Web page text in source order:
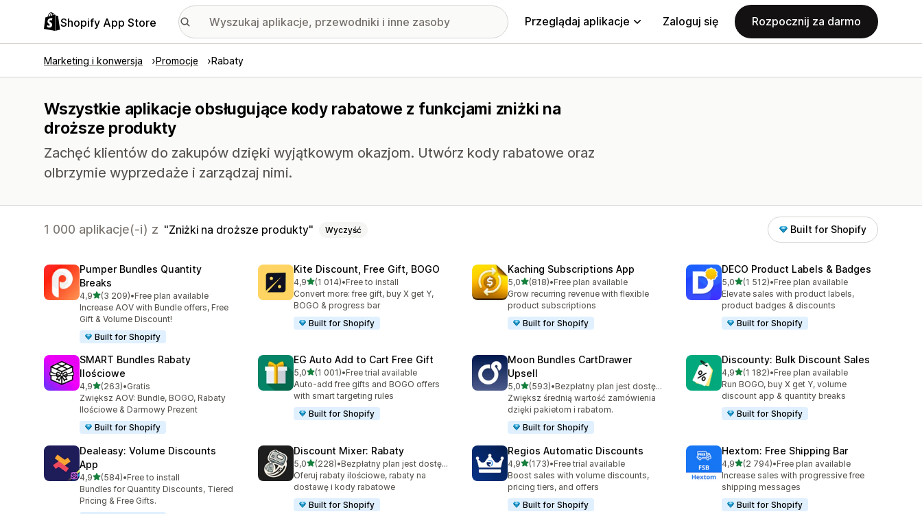
Shopify App Store Przeglądaj aplikacje Zaloguj się Rozpocznij za darmo
Marketing i konwersja Promocje Rabaty
Wszystkie aplikacje obsługujące kody rabatowe z funkcjami zniżki na
droższe produkty
Zachęć klientów do zakupów dzięki wyjątkowym okazjom. Utwórz kody rabatowe oraz
olbrzymie wyprzedaże i zarządzaj nimi.
1 000 aplikacje(-i) z Zniżki na droższe produkty Wyczyść Built for Shopify
Pumper Bundles Quantity
Breaks
4,9na 5 gwiazdek
(3 209)
Łączna liczba recenzji: 3209
•Free plan available
Increase AOV with Bundle offers, Free
Gift & Volume Discount!
Built for Shopify
Kite Discount, Free Gift, BOGO
4,9na 5 gwiazdek
(1 014)
Łączna liczba recenzji: 1014
•Free to install
Convert more: free gift, buy X get Y,
BOGO & progress bar
Built for Shopify
Kaching Subscriptions App
5,0na 5 gwiazdek
(818)
Łączna liczba recenzji: 818
•Free plan available
Grow recurring revenue with flexible
product subscriptions
Built for Shopify
DECO Product Labels & Badges
5,0na 5 gwiazdek
(1 512)
Łączna liczba recenzji: 1512
•Free plan available
Elevate sales with product labels,
product badges & discounts
Built for Shopify
SMART Bundles Rabaty
Ilościowe
4,9na 5 gwiazdek
(263)
Łączna liczba recenzji: 263
•Gratis
Zwiększ AOV: Bundle, BOGO, Rabaty
Ilościowe & Darmowy Prezent
Built for Shopify
EG Auto Add to Cart Free Gift
5,0na 5 gwiazdek
(1 001)
Łączna liczba recenzji: 1001
•Free trial available
Auto-add free gifts and BOGO offers
with smart targeting rules
Built for Shopify
Moon Bundles CartDrawer
Upsell
5,0na 5 gwiazdek
(593)
Łączna liczba recenzji: 593
•
Bezpłatny plan jest dostępny
Zwiększ średnią wartość zamówienia
dzięki pakietom i rabatom.
Built for Shopify
Discounty: Bulk Discount Sales
4,9na 5 gwiazdek
(1 182)
Łączna liczba recenzji: 1182
•Free plan available
Run BOGO, buy X get Y, volume
discount app & quantity breaks
Built for Shopify
Dealeasy: Volume Discounts
App
4,9na 5 gwiazdek
(584)
Łączna liczba recenzji: 584
•Free to install
Bundles for Quantity Discounts, Tiered
Pricing & Free Gifts.
Discount Mixer: Rabaty
5,0na 5 gwiazdek
(228)
Łączna liczba recenzji: 228
•
Bezpłatny plan jest dostępny
Oferuj rabaty ilościowe, rabaty na
dostawę i kody rabatowe
Built for Shopify
Regios Automatic Discounts
4,9na 5 gwiazdek
(173)
Łączna liczba recenzji: 173
•Free trial available
Boost sales with volume discounts,
pricing tiers, and offers
Built for Shopify
Hextom: Free Shipping Bar
4,9na 5 gwiazdek
(2 794)
Łączna liczba recenzji: 2794
•Free plan available
Increase sales with progressive free
shipping messages
Built for Shopify